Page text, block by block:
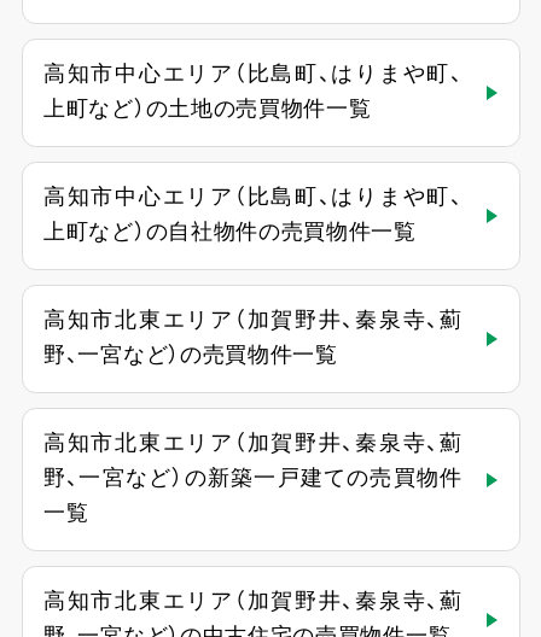
高知市中心エリア（比島町、はりまや町、
上町など）の土地の売買物件一覧
高知市中心エリア（比島町、はりまや町、
上町など）の自社物件の売買物件一覧
高知市北東エリア（加賀野井、秦泉寺、薊
野、一宮など）の売買物件一覧
高知市北東エリア（加賀野井、秦泉寺、薊
野、一宮など）の新築一戸建ての売買物件
一覧
高知市北東エリア（加賀野井、秦泉寺、薊